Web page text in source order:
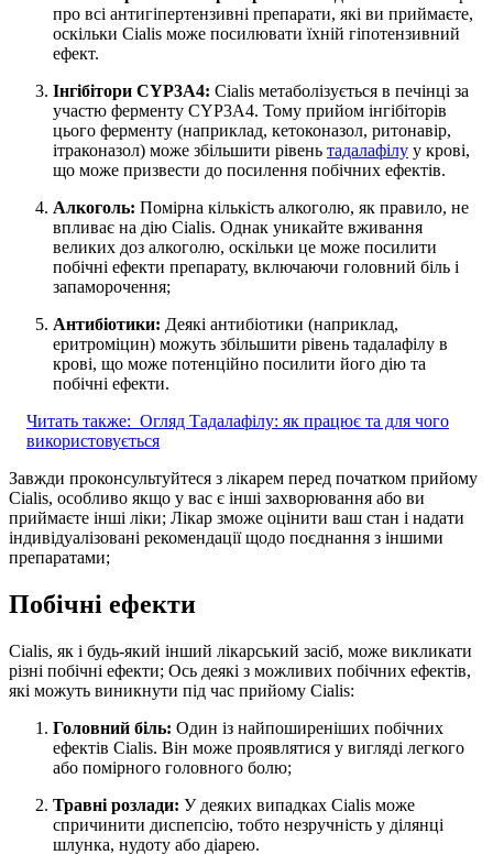
про всі антигіпертензивні препарати, які ви приймаєте,
оскільки Cialis може посилювати їхній гіпотензивний
ефект.
Інгібітори CYP3A4: Cialis метаболізується в печінці за
участю ферменту CYP3A4. Тому прийом інгібіторів
цього ферменту (наприклад, кетоконазол, ритонавір,
ітраконазол) може збільшити рівень тадалафілу у крові,
що може призвести до посилення побічних ефектів.
Алкоголь: Помірна кількість алкоголю, як правило, не
впливає на дію Cialis. Однак уникайте вживання
великих доз алкоголю, оскільки це може посилити
побічні ефекти препарату, включаючи головний біль і
запаморочення;
Антибіотики: Деякі антибіотики (наприклад,
еритроміцин) можуть збільшити рівень тадалафілу в
крові, що може потенційно посилити його дію та
побічні ефекти.
Читать также: Огляд Тадалафілу: як працює та для чого
використовується
Завжди проконсультуйтеся з лікарем перед початком прийому
Cialis, особливо якщо у вас є інші захворювання або ви
приймаєте інші ліки; Лікар зможе оцінити ваш стан і надати
індивідуалізовані рекомендації щодо поєднання з іншими
препаратами;
Побічні ефекти
Cialis, як і будь-який інший лікарський засіб, може викликати
різні побічні ефекти; Ось деякі з можливих побічних ефектів,
які можуть виникнути під час прийому Cialis:
Головний біль: Один із найпоширеніших побічних
ефектів Cialis. Він може проявлятися у вигляді легкого
або помірного головного болю;
Травні розлади: У деяких випадках Cialis може
спричинити диспепсію, тобто незручність у ділянці
шлунка, нудоту або діарею.